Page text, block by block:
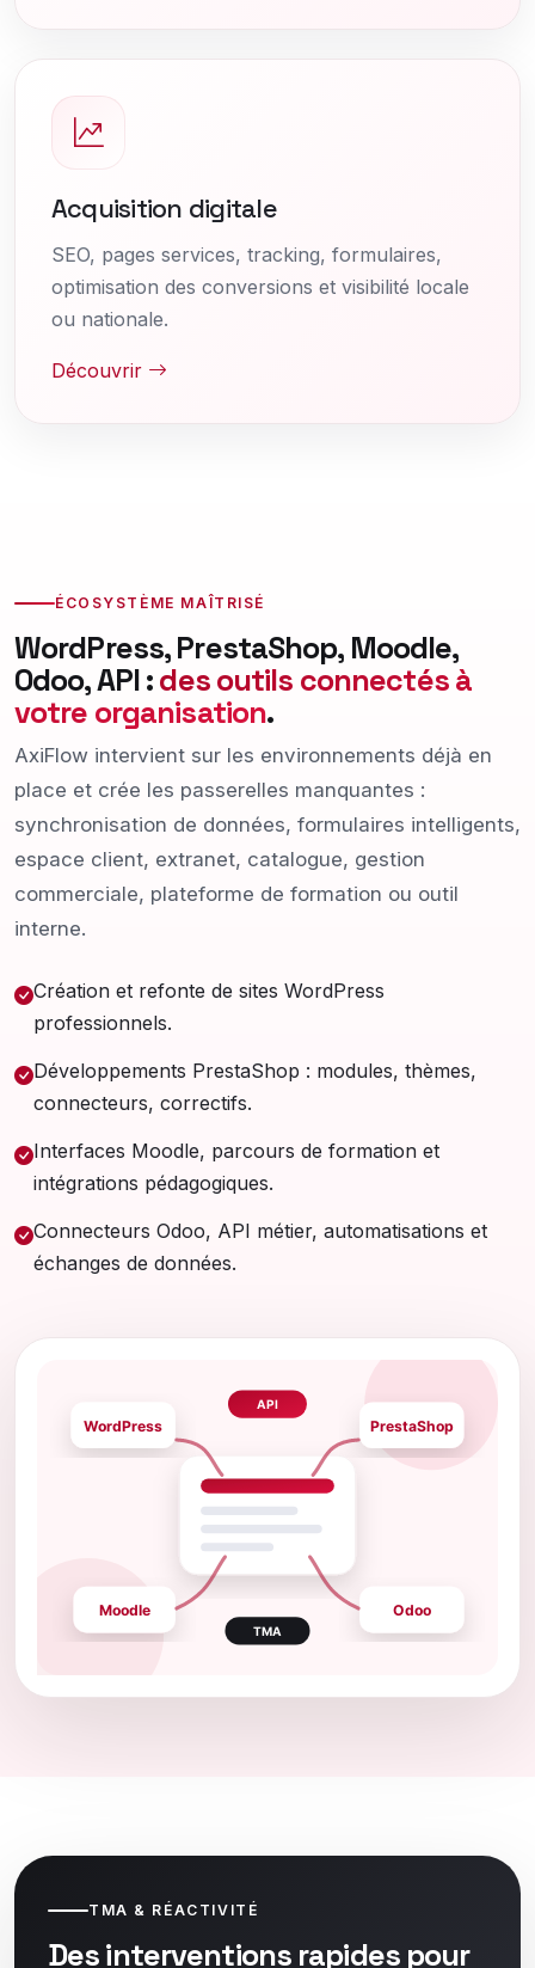
Acquisition digitale
SEO, pages services, tracking, formulaires,
optimisation des conversions et visibilité locale
ou nationale.
Découvrir
ÉCOSYSTÈME MAÎTRISÉ
WordPress, PrestaShop, Moodle,
Odoo, API :des outils connectés à
votre organisation.
AxiFlow intervient sur les environnements déjà en
place et crée les passerelles manquantes :
synchronisation de données, formulaires intelligents,
espace client, extranet, catalogue, gestion
commerciale, plateforme de formation ou outil
interne.
Création et refonte de sites WordPress
professionnels.
Développements PrestaShop : modules, thèmes,
connecteurs, correctifs.
Interfaces Moodle, parcours de formation et
intégrations pédagogiques.
Connecteurs Odoo, API métier, automatisations et
échanges de données.
TMA & RÉACTIVITÉ
Des interventions rapides pour